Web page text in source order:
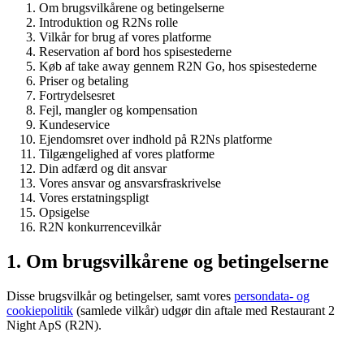
Om brugsvilkårene og betingelserne
Introduktion og R2Ns rolle
Vilkår for brug af vores platforme
Reservation af bord hos spisestederne
Køb af take away gennem R2N Go, hos spisestederne
Priser og betaling
Fortrydelsesret
Fejl, mangler og kompensation
Kundeservice
Ejendomsret over indhold på R2Ns platforme
Tilgængelighed af vores platforme
Din adfærd og dit ansvar
Vores ansvar og ansvarsfraskrivelse
Vores erstatningspligt
Opsigelse
R2N konkurrencevilkår
1. Om brugsvilkårene og betingelserne
Disse brugsvilkår og betingelser, samt vores persondata- og
cookiepolitik (samlede vilkår) udgør din aftale med Restaurant 2
Night ApS (R2N).